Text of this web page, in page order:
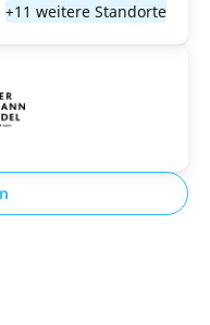
+11 weitere Standorte